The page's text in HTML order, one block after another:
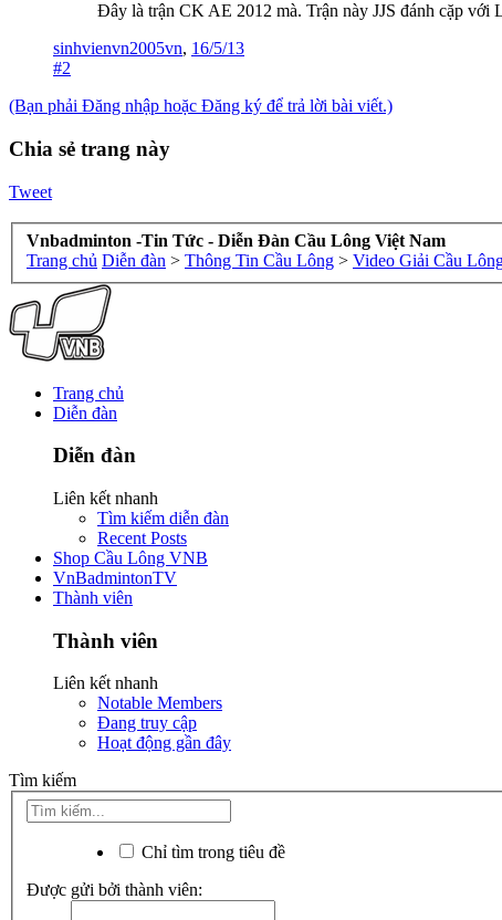
Đây là trận CK AE 2012 mà. Trận này JJS đánh cặp
sinhvienvn2005vn, 16/5/13
#2
(Bạn phải Đăng nhập hoặc Đăng ký để trả lời bài viết.)
Chia sẻ trang này
Tweet
Vnbadminton -Tin Tức - Diễn Đàn Cầu Lông Việt Nam
Trang chủ Diễn đàn > Thông Tin Cầu Lông > Video Giải Cầu
Trang chủ
Diễn đàn
Diễn đàn
Liên kết nhanh
Tìm kiếm diễn đàn
Recent Posts
Shop Cầu Lông VNB
VnBadmintonTV
Thành viên
Thành viên
Liên kết nhanh
Notable Members
Đang truy cập
Hoạt động gần đây
Tìm kiếm
Chỉ tìm trong tiêu đề
Được gửi bởi thành viên: